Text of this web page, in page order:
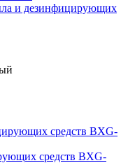
и дезинфицирующих
средств BXG-